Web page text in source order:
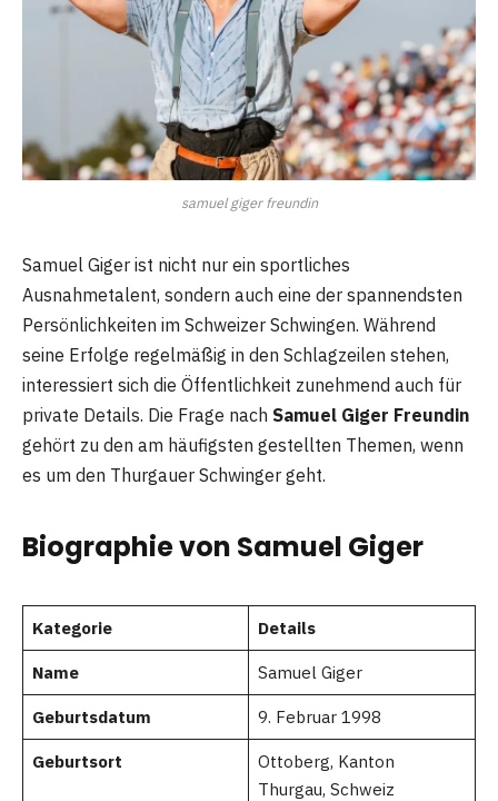
samuel giger freundin
Samuel Giger ist nicht nur ein sportliches
Ausnahmetalent, sondern auch eine der spannendsten
Persönlichkeiten im Schweizer Schwingen. Während
seine Erfolge regelmäßig in den Schlagzeilen stehen,
interessiert sich die Öffentlichkeit zunehmend auch für
private Details. Die Frage nach Samuel Giger Freundin
gehört zu den am häufigsten gestellten Themen, wenn
es um den Thurgauer Schwinger geht.
Biographie von Samuel Giger
Kategorie Details
Name Samuel Giger
Geburtsdatum 9. Februar 1998
Geburtsort
Ottoberg, Kanton
Thurgau, Schweiz